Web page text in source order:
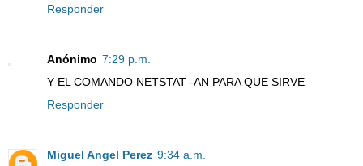
Responder
Anónimo 7:29 p.m.
Y EL COMANDO NETSTAT -AN PARA QUE SIRVE
Responder
Miguel Angel Perez 9:34 a.m.